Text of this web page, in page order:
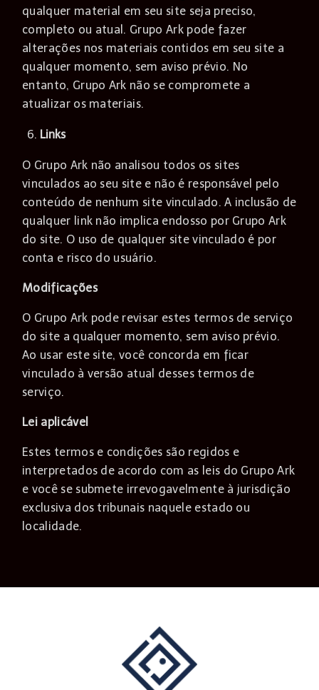
qualquer material em seu site seja preciso,
completo ou atual. Grupo Ark pode fazer
alterações nos materiais contidos em seu site a
qualquer momento, sem aviso prévio. No
entanto, Grupo Ark não se compromete a
atualizar os materiais.
Links
O Grupo Ark não analisou todos os sites
vinculados ao seu site e não é responsável pelo
conteúdo de nenhum site vinculado. A inclusão de
qualquer link não implica endosso por Grupo Ark
do site. O uso de qualquer site vinculado é por
conta e risco do usuário.
Modificações
O Grupo Ark pode revisar estes termos de serviço
do site a qualquer momento, sem aviso prévio.
Ao usar este site, você concorda em ficar
vinculado à versão atual desses termos de
serviço.
Lei aplicável
Estes termos e condições são regidos e
interpretados de acordo com as leis do Grupo Ark
e você se submete irrevogavelmente à jurisdição
exclusiva dos tribunais naquele estado ou
localidade.